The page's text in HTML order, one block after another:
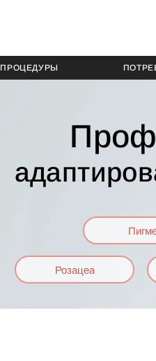
ПРОЦЕДУРЫ
Розацеа